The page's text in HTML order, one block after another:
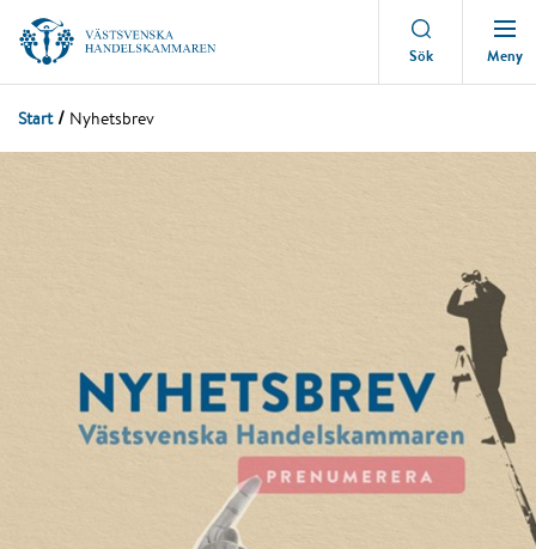
Sök Meny
Start Nyhetsbrev